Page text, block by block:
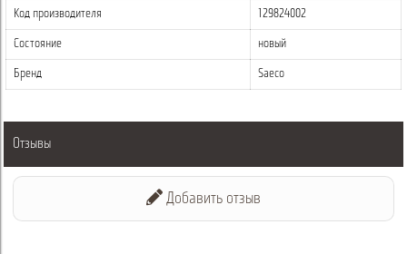
Код производителя 129824002
Состояние новый
Бренд Saeco
Отзывы
Добавить отзыв